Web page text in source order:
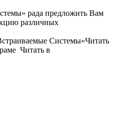
рада предложить Вам
различных
Системы»Читать
Читать в